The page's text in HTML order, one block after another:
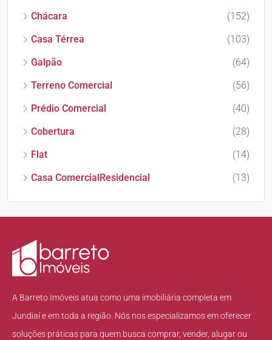
Chácara
(152)
Casa Térrea
(103)
Galpão
(64)
Terreno Comercial
(56)
Prédio Comercial
(40)
Cobertura
(28)
Flat
(14)
Casa ComercialResidencial
(13)
A Barreto Imóveis atua como uma imobiliária completa em
Jundiaí e em toda a região. Nós nos especializamos em oferecer
soluções práticas para quem busca comprar, vender, alugar ou